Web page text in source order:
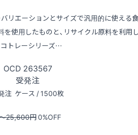
リエーションとサイズで汎用的に使える
を使用したものと、リサイクル原料を利用
トレーシリーズ…
OCD 263567
受発注
注 ケース / 1500枚
25,600円0%OFF